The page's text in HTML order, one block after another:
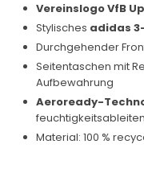
Vereinslogo VfB
Stylisches adidas
Durchgehender
Seitentaschen mit
Aufbewahrung
Aeroready-
Material: 100 %